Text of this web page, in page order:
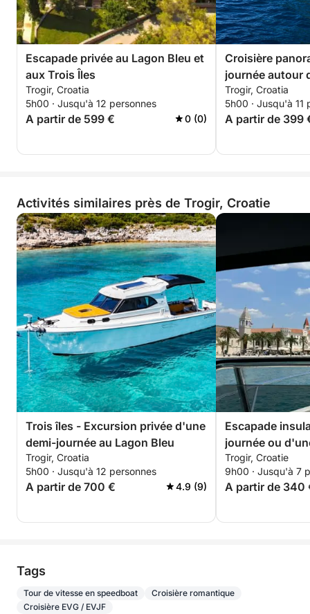
Escapade privée au Lagon Bleu et
aux Trois Îles
Trogir, Croatia
5h00 · Jusqu'à 12 personnes
A partir de 599 € 0 (0)
Croisière
journée autour
Trogir, Croatia
5h00 · Jusqu'à 11
A partir de 399
Activités similaires près de Trogir, Croatie
Trois îles - Excursion privée d'une
demi-journée au Lagon Bleu
Trogir, Croatia
5h00 · Jusqu'à 12 personnes
A partir de 700 € 4.9 (9)
Escapade
journée ou
complète au
avec ou sans
Trogir, Croatie
9h00 · Jusqu'à 7
A partir de 340
Tags
Tour de vitesse en speedboat
Croisière romantique
Croisière EVG / EVJF